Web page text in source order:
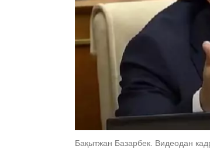
Бақытжан Базарбек. Видеодан